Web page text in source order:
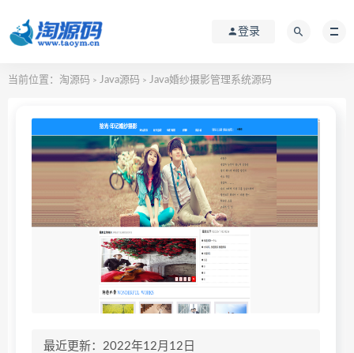
登录
当前位置： 淘源码 > Java源码 > Java婚纱摄影管理系统源码
最近更新：2022年12月12日